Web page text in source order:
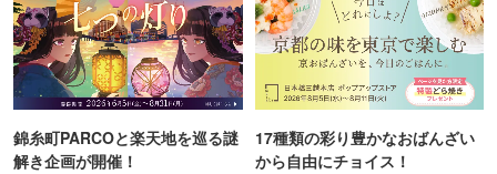
錦糸町PARCOと楽天地を巡る謎
解き企画が開催！
17種類の彩り豊かなおばんざい
から自由にチョイス！